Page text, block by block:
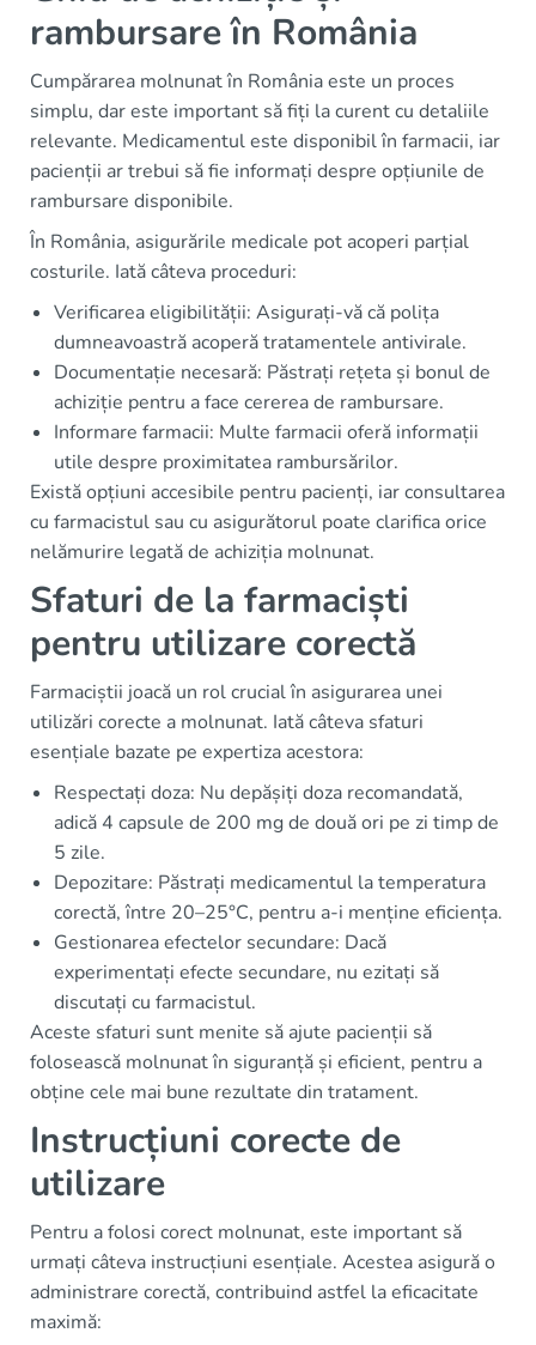
rambursare în România
Cumpărarea molnunat în România este un proces
simplu, dar este important să fiți la curent cu detaliile
relevante. Medicamentul este disponibil în farmacii, iar
pacienții ar trebui să fie informați despre opțiunile de
rambursare disponibile.
În România, asigurările medicale pot acoperi parțial
costurile. Iată câteva proceduri:
Verificarea eligibilității: Asigurați-vă că polița
dumneavoastră acoperă tratamentele antivirale.
Documentație necesară: Păstrați rețeta și bonul de
achiziție pentru a face cererea de rambursare.
Informare farmacii: Multe farmacii oferă informații
utile despre proximitatea rambursărilor.
Există opțiuni accesibile pentru pacienți, iar consultarea
cu farmacistul sau cu asigurătorul poate clarifica orice
nelămurire legată de achiziția molnunat.
Sfaturi de la farmaciști
pentru utilizare corectă
Farmaciștii joacă un rol crucial în asigurarea unei
utilizări corecte a molnunat. Iată câteva sfaturi
esențiale bazate pe expertiza acestora:
Respectați doza: Nu depășiți doza recomandată,
adică 4 capsule de 200 mg de două ori pe zi timp de
5 zile.
Depozitare: Păstrați medicamentul la temperatura
corectă, între 20–25°C, pentru a-i menține eficiența.
Gestionarea efectelor secundare: Dacă
experimentați efecte secundare, nu ezitați să
discutați cu farmacistul.
Aceste sfaturi sunt menite să ajute pacienții să
folosească molnunat în siguranță și eficient, pentru a
obține cele mai bune rezultate din tratament.
Instrucțiuni corecte de
utilizare
Pentru a folosi corect molnunat, este important să
urmați câteva instrucțiuni esențiale. Acestea asigură o
administrare corectă, contribuind astfel la eficacitate
maximă: